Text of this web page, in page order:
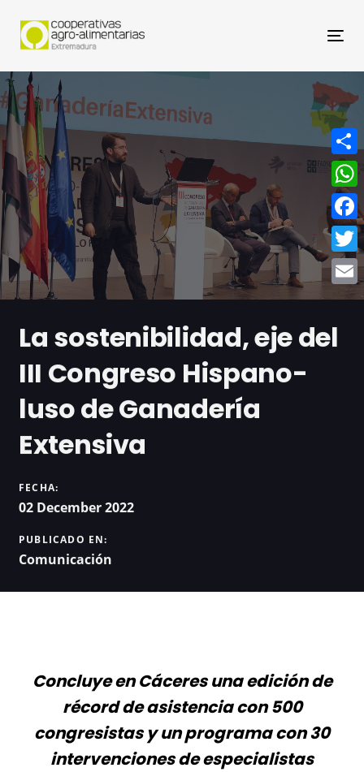
La sostenibilidad, eje del
III Congreso Hispano-
luso de Ganadería
Extensiva
FECHA:
02 December 2022
PUBLICADO EN:
Comunicación
Concluye en Cáceres una edición de
récord de asistencia con 500
congresistas y un programa con 30
intervenciones de especialistas
Email